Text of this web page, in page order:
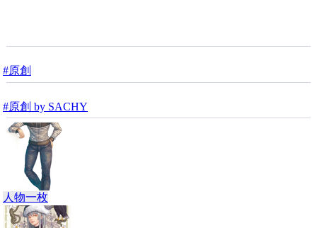
#原創
#原創 by SACHY
人物一枚